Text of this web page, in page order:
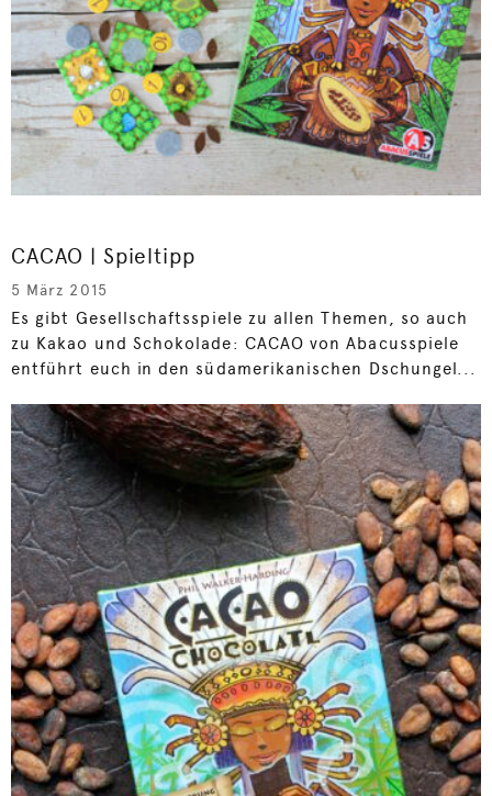
CACAO | Spieltipp
5 März 2015
Es gibt Gesellschaftsspiele zu allen Themen, so auch
zu Kakao und Schokolade: CACAO von Abacusspiele
entführt euch in den südamerikanischen Dschungel...